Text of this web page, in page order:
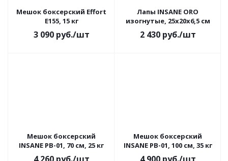
Мешок боксерский Effort
E155, 15 кг
3 090руб./шт
Лапы INSANE ORO
изогнутые, 25х20х6,5 см
2 430руб./шт
Мешок боксерский
INSANE PB-01, 70 см, 25 кг
Мешок боксерский
INSANE PB-01, 100 см, 35 кг